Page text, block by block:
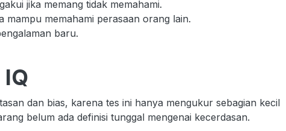
jika memang tidak memahami.
mampu memahami perasaan orang lain.
baru.
dan bias, karena tes ini hanya mengukur sebagian kecil
belum ada definisi tunggal mengenai kecerdasan.